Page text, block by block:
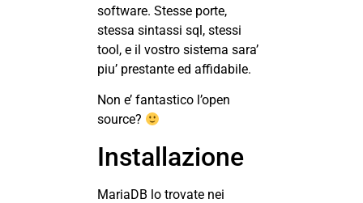
software. Stesse porte,
stessa sintassi sql, stessi
tool, e il vostro sistema sara’
piu’ prestante ed affidabile.
Non e’ fantastico l’open
source?
Installazione
MariaDB lo trovate nei